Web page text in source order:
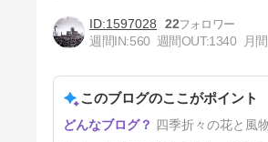
ざれ波間なくも君は思ほゆるか
も
5日前
1597028
22
週間IN:560 週間OUT:1340 月
このブログのここがポイント
四季折々の花と風